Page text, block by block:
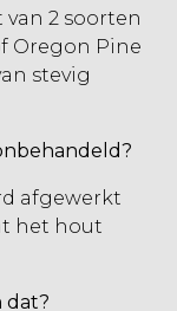
2 soorten
Oregon Pine
stevig
afgewerkt
het hout
dat?